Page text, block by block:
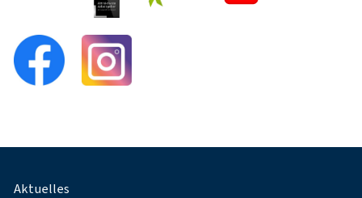
Fußnavigation
Aktuelles